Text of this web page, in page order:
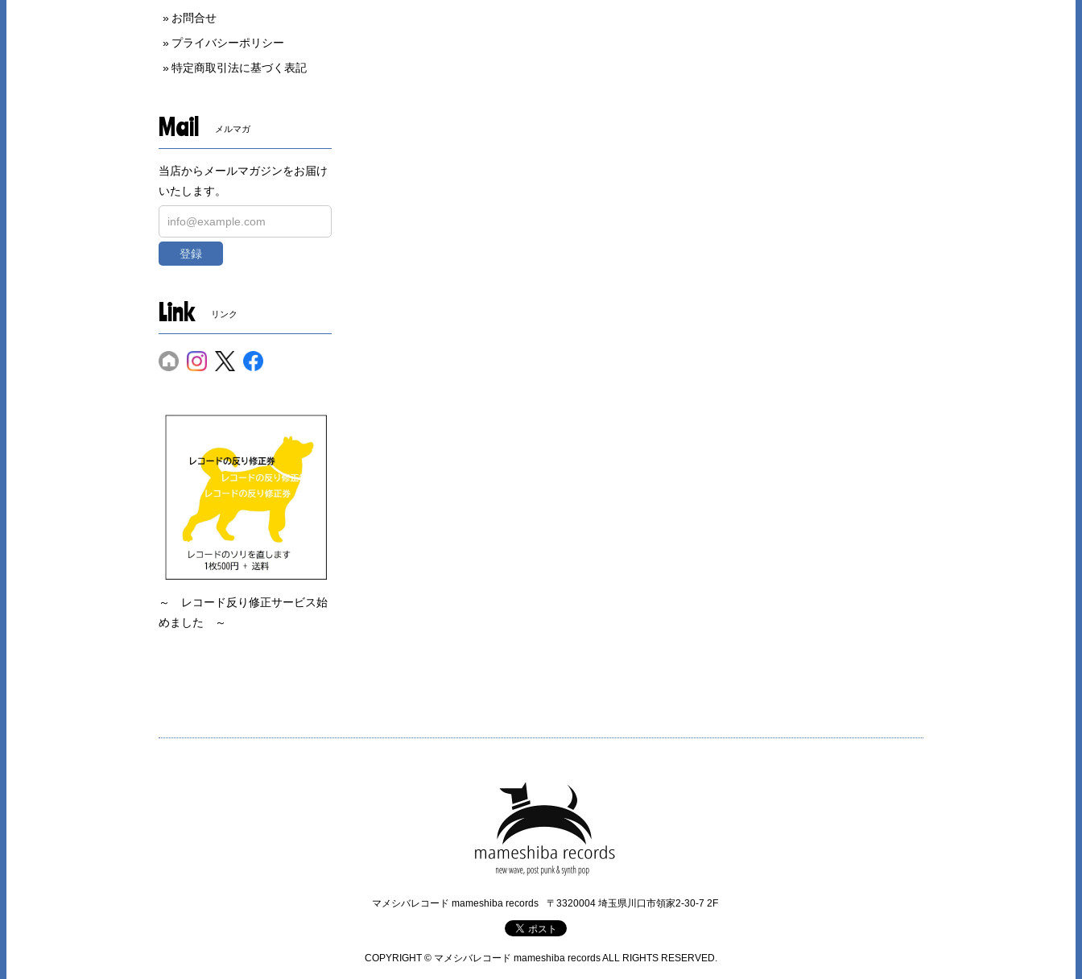
お問合せ
プライバシーポリシー
特定商取引法に基づく表記
Mail メルマガ
当店からメールマガジンをお届け
いたします。
登録
Link リンク
～ レコード反り修正サービス始
めました ～
マメシバレコード mameshiba records 〒3320004 埼玉県川口市領家2-30-7 2F
COPYRIGHT © マメシバレコード mameshiba records ALL RIGHTS RESERVED.